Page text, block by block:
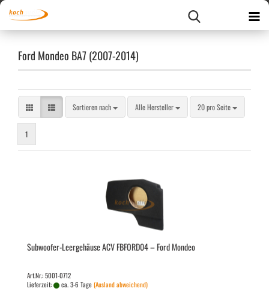
Ford Mondeo BA7 (2007-2014)
Sortieren nach
Sortieren nach Alle Hersteller 20 pro Seite
pro Seite
1
Subwoofer-​​Leer­ge­häu­se ACV FBFORD04 – Ford Mon­deo
Art.Nr.: 5001-0712
Lieferzeit:
ca. 3-6 Tage(Ausland abweichend)